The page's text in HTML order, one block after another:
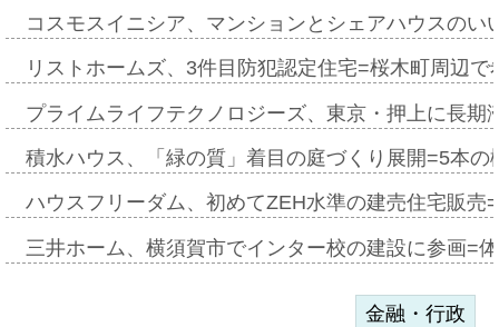
コスモスイニシア、マンションとシェアハウスの
リストホームズ、3件目防犯認定住宅=桜木町周辺
プライムライフテクノロジーズ、東京・押上に長
積水ハウス、「緑の質」着目の庭づくり展開=5本
ハウスフリーダム、初めてZEH水準の建売住宅販
三井ホーム、横須賀市でインター校の建設に参画=
金融・行政